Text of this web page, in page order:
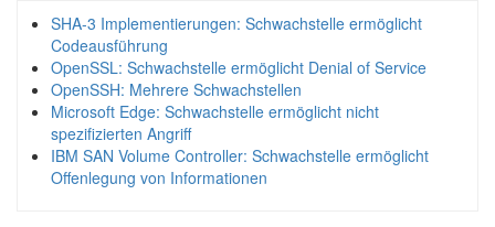
SHA-3 Implementierungen: Schwachstelle ermöglicht
Codeausführung
OpenSSL: Schwachstelle ermöglicht Denial of Service
OpenSSH: Mehrere Schwachstellen
Microsoft Edge: Schwachstelle ermöglicht nicht
spezifizierten Angriff
IBM SAN Volume Controller: Schwachstelle ermöglicht
Offenlegung von Informationen